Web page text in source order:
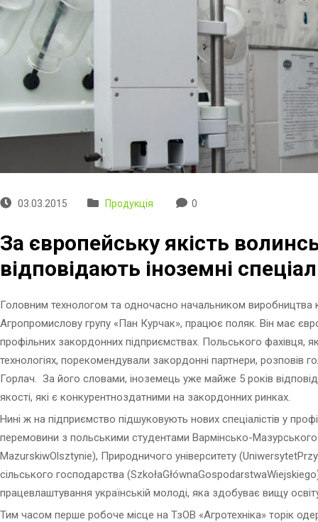
03.03.2015 Продукція 0
За європейську якість
відповідають іноземні
Головним технологом та одночасно начальником виробництва
Агропромислову групу «Пан Курчак», працює поляк. Він має
профільних закордонних підприємствах. Польського фахівця,
технологіях, порекомендували закордонні партнери, розповів
Горлач. За його словами, іноземець уже майже 5 років
якості, які є конкурентноздатними на закордонних ринках.
Нині ж на підприємство підшуковують нових спеціалістів у
перемовини з польськими студентами Вармінсько-
MazurskiwOlsztynie), Природничого університету
сільського господарства
працевлаштування українській молоді, яка здобуває вищу
Тим часом перше робоче місце на ТзОВ «Агротехніка» торік